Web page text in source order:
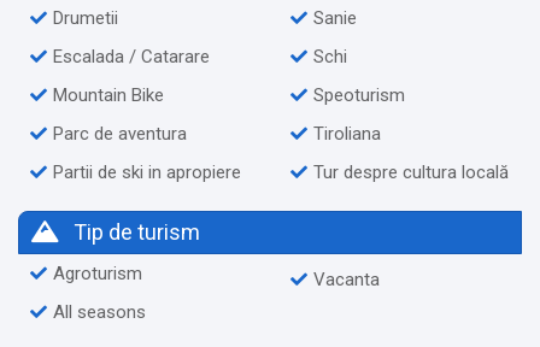
Drumetii
Escalada / Catarare
Mountain Bike
Parc de aventura
Partii de ski in apropiere
Sanie
Schi
Speoturism
Tiroliana
Tur despre cultura locală
Tip de turism
Agroturism
All seasons
Vacanta